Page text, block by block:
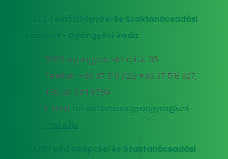
MATE Felnőttképzési és Szaktanácsadási
Központ - Gyöngyösi iroda
3200 Gyöngyös, Mátrai út 36.
Telefon: +36 37 518 326, +36 37 518 327,
+36 20 534 9789
E-mail:
felnottkepzes.gyongyos@uni-
MATE Felnőttképzési és Szaktanácsadási